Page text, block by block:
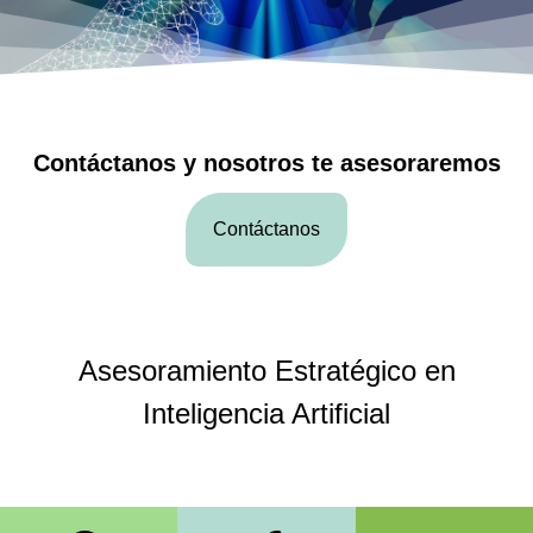
Contáctanos y nosotros te asesoraremos
Contáctanos
Asesoramiento Estratégico en
Inteligencia Artificial